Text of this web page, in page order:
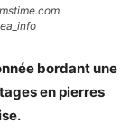
bordant une
en pierres